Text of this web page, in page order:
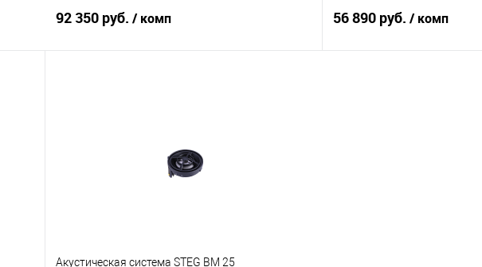
92 350 руб. / комп 56 890 руб. / комп
Акустическая система STEG BM 25